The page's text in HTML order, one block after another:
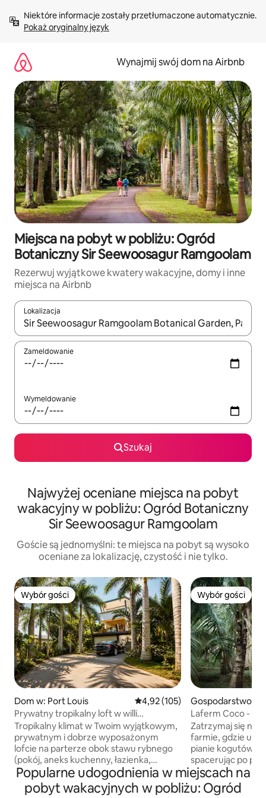
treści Pokaż oryginalny język
Wynajmij swój dom na Airbnb
Miejsca na pobyt w pobliżu: Ogród
Botaniczny Sir Seewoosagur Ramgoolam
Rezerwuj wyjątkowe kwatery wakacyjne, domy i inne
miejsca na Airbnb
Lokalizacja
Gdy wyniki będą dostępne, możesz poruszać się po nich za
Zameldowanie
Wymeldowanie
Szukaj
Najwyżej oceniane miejsca na pobyt
wakacyjny w pobliżu: Ogród Botaniczny
Sir Seewoosagur Ramgoolam
Goście są jednomyślni: te miejsca na pobyt są wysoko
oceniane za lokalizację, czystość i nie tylko.
Wybór gości
Wybór gości
Dom w: Port Louis Średnia ocena: 4,92 na 5, liczba
4,92 (105)
Prywatny tropikalny loft w willi
z basenem i jacuzzi
Tropikalny klimat w Twoim wyjątkowym,
prywatnym i dobrze wyposażonym
lofcie na parterze obok stawu rybnego
(pokój, aneks kuchenny, łazienka,
jadalnia, ogród wewnętrzny...) Bezpłatny
dostęp do głównych części designerskiej
willi: basenu, siłowni, tarasów, jacuzzi,
Wybór gości
Wybór gości
Gospodarstwo
zne w: Bambous
Zatrzymaj się na
farmie, gdzie
pianie kogutów.
spacerując po
i naszych
Wybierz się na
kokosów,
Popularne udogodnienia w miejscach na
pobyt wakacyjnych w pobliżu: Ogród